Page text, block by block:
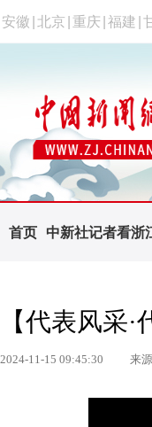
安徽 北京 重庆 福建
首页 中新社记者看浙
【代表风采
2024-11-15 09:45:30 来